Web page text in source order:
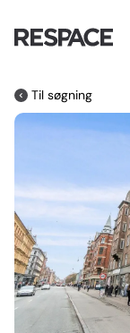
Til søgning